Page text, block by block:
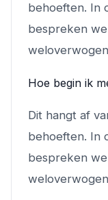
behoeften. In
bespreken
Hoe begin ik
Dit hangt af
behoeften. In
bespreken